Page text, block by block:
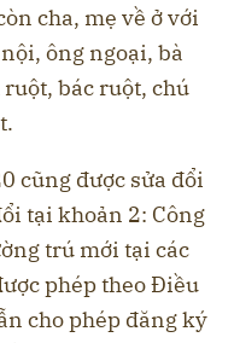
cha, mẹ về ở với
ông ngoại, bà
bác ruột, chú
cũng được sửa đổi
tại khoản 2: Công
trú mới tại các
phép theo Điều
cho phép đăng ký